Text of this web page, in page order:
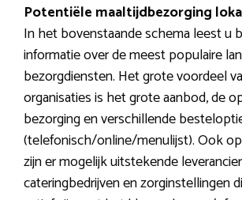
Potentiële maaltijdbezorging
In het bovenstaande schema leest u
informatie over de meest populaire
bezorgdiensten. Het grote voordeel
organisaties is het grote aanbod, de
bezorging en verschillende
(telefonisch/online/menulijst). Ook
zijn er mogelijk uitstekende
cateringbedrijven en zorginstellingen